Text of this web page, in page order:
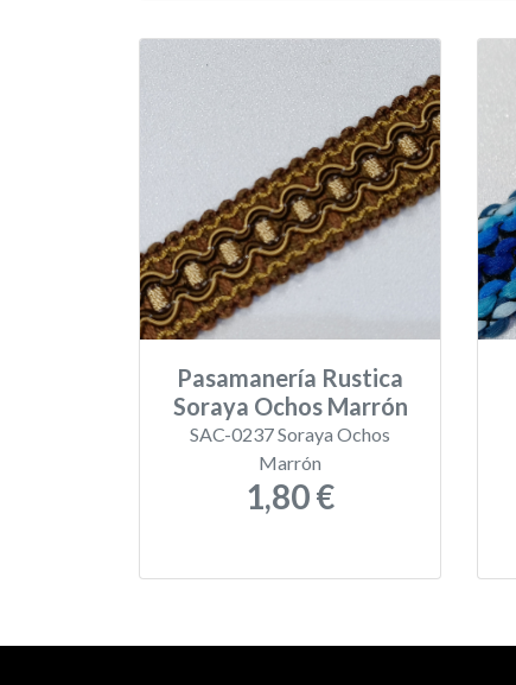
Pasamanería Rustica
Soraya Ochos Marrón
SAC-0237 Soraya Ochos
Marrón
1,80 €